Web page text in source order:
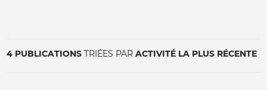
4 PUBLICATIONS TRIÉES PAR ACTIVITÉ LA PLUS RÉCENTE